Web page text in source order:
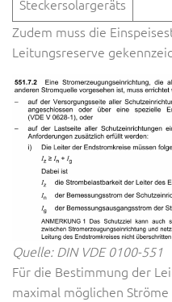
Steckersolargeräts
Zudem muss die
Leitungsreserve
Quelle: DIN VDE 0100-551
Für die Bestimmung der
maximal möglichen